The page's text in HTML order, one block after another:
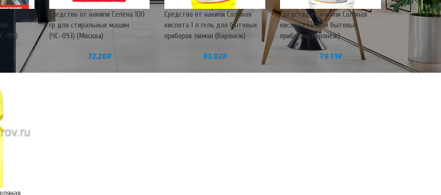
199)
Средство от накипи Селена 100
гр для стиральных машин
(ЧС-093) (Москва)
72.28₽
Средство от накипи Соляная
кислота 1 л гель для бытовых
приборов лимон (Воронеж)
93.02₽
Средство от накипи Соляная
кислота 1 л для бытовых
приборов (Воронеж)
79.11₽